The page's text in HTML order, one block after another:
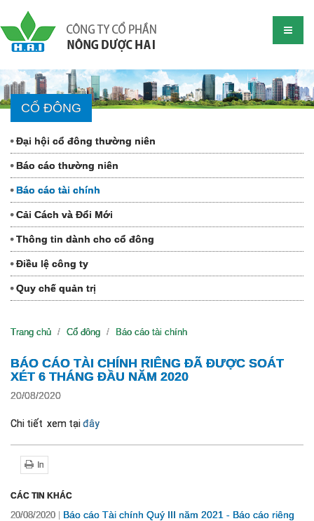
CỔ ĐÔNG
Đại hội cổ đông thường niên
Báo cáo thường niên
Báo cáo tài chính
Cải Cách và Đổi Mới
Thông tin dành cho cổ đông
Điều lệ công ty
Quy chế quản trị
Trang chủ Cổ đông Báo cáo tài chính
BÁO CÁO TÀI CHÍNH RIÊNG ĐÃ ĐƯỢC SOÁT
XÉT 6 THÁNG ĐẦU NĂM 2020
20/08/2020
Chi tiết xem tại đây
In
CÁC TIN KHÁC
20/08/2020 Báo cáo Tài chính Quý III năm 2021 - Báo cáo riêng